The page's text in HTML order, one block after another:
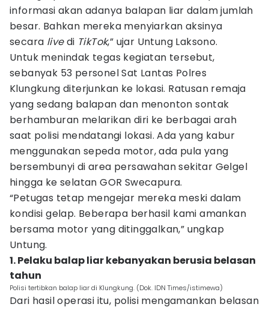
informasi akan adanya balapan liar dalam jumlah
besar. Bahkan mereka menyiarkan aksinya
secara livedi TikTok,” ujar Untung Laksono.
Untuk menindak tegas kegiatan tersebut,
sebanyak 53 personel Sat Lantas Polres
Klungkung diterjunkan ke lokasi. Ratusan remaja
yang sedang balapan dan menonton sontak
berhamburan melarikan diri ke berbagai arah
saat polisi mendatangi lokasi. Ada yang kabur
menggunakan sepeda motor, ada pula yang
bersembunyi di area persawahan sekitar Gelgel
hingga ke selatan GOR Swecapura.
“Petugas tetap mengejar mereka meski dalam
kondisi gelap. Beberapa berhasil kami amankan
bersama motor yang ditinggalkan,” ungkap
Untung.
1. Pelaku balap liar kebanyakan berusia belasan
tahun
Polisi tertibkan balap liar di Klungkung. (Dok. IDN Times/istimewa)
Dari hasil operasi itu, polisi mengamankan belasan